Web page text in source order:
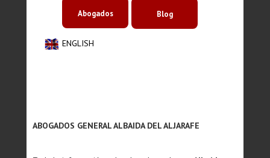
ENGLISH
Abogados Blog
ABOGADOS GENERAL ALBAIDA DEL ALJARAFE